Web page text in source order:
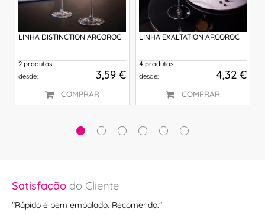
LINHA DISTINCTION ARCOROC
2 produtos
desde:
3,59 €
COMPRAR
LINHA EXALTATION ARCOROC
4 produtos
desde:
4,32 €
COMPRAR
Satisfação do Cliente
"Rápido e bem embalado. Recomendo."